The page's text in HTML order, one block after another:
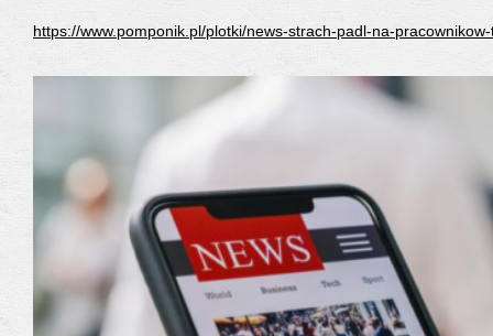
https://www.pomponik.pl/plotki/news-strach-padl-na-